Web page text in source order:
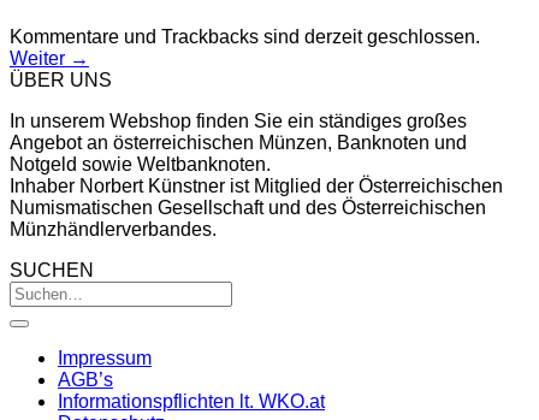
Kommentare und Trackbacks sind derzeit geschlossen.
Weiter →
ÜBER UNS
In unserem Webshop finden Sie ein ständiges großes
Angebot an österreichischen Münzen, Banknoten und
Notgeld sowie Weltbanknoten.
Inhaber Norbert Künstner ist Mitglied der Österreichischen
Numismatischen Gesellschaft und des Österreichischen
Münzhändlerverbandes.
SUCHEN
Impressum
AGB’s
Informationspflichten lt. WKO.at